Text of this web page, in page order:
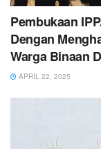
Pembukaan
Dengan
Warga Binaan
APRIL 22, 2025